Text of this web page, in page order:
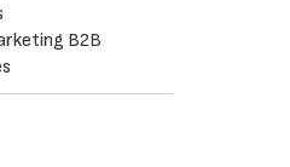
B2B